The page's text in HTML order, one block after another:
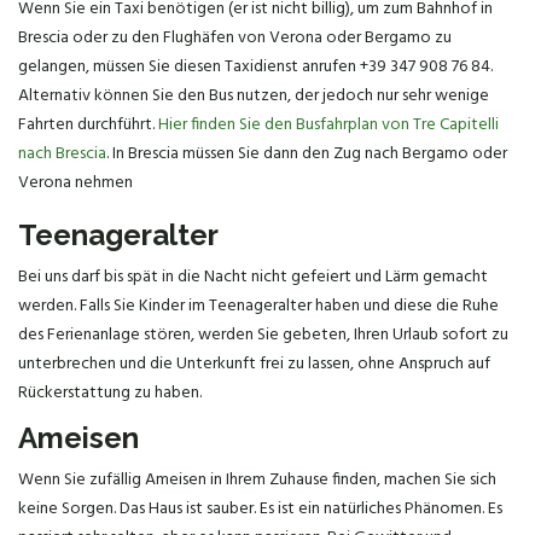
Wenn Sie ein Taxi benötigen (er ist nicht billig), um zum Bahnhof in
Brescia oder zu den Flughäfen von Verona oder Bergamo zu
gelangen, müssen Sie diesen Taxidienst anrufen +39 347 908 76 84.
Alternativ können Sie den Bus nutzen, der jedoch nur sehr wenige
Fahrten durchführt.Hier finden Sie den Busfahrplan von Tre Capitelli
nach Brescia. In Brescia müssen Sie dann den Zug nach Bergamo oder
Verona nehmen
Teenageralter
Bei uns darf bis spät in die Nacht nicht gefeiert und Lärm gemacht
werden. Falls Sie Kinder im Teenageralter haben und diese die Ruhe
des Ferienanlage stören, werden Sie gebeten, Ihren Urlaub sofort zu
unterbrechen und die Unterkunft frei zu lassen, ohne Anspruch auf
Rückerstattung zu haben.
Ameisen
Wenn Sie zufällig Ameisen in Ihrem Zuhause finden, machen Sie sich
keine Sorgen. Das Haus ist sauber. Es ist ein natürliches Phänomen. Es